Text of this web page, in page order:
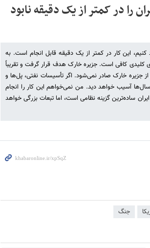
را در کمتر از یک دقیقه نابود
کنیم، این کار در کمتر از یک دقیقه قابل انجام است. به
کلیدی کافی است. جزیره خارک هدف قرار گرفت و تقریباً
جزیره خارک صادر نمی‌شود. اگر تأسیسات نفتی، پل‌ها و
سال‌ها آسیب خواهد دید. من نمی‌خواهم این کار را انجام
ساده‌ترین گزینه نظامی است، اما تبعات بزرگی خواهد
جنگ